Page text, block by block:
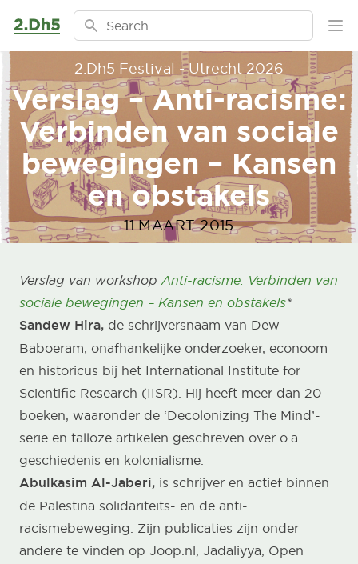
Ga naar de inhoud
Search for:
2.Dh5 Festival - Utrecht 2026
Verslag – Anti-racisme:
Verbinden van sociale
bewegingen – Kansen
en obstakels
11 MAART 2015
Verslag van workshopAnti-racisme: Verbinden van
sociale bewegingen – Kansen en obstakels*
Sandew Hira, de schrijversnaam van Dew
Baboeram, onafhankelijke onderzoeker, econoom
en historicus bij het International Institute for
Scientific Research (IISR). Hij heeft meer dan 20
boeken, waaronder de ‘Decolonizing The Mind’-
serie en talloze artikelen geschreven over o.a.
geschiedenis en kolonialisme.
Abulkasim Al-Jaberi, is schrijver en actief binnen
de Palestina solidariteits- en de anti-
racismebeweging. Zijn publicaties zijn onder
andere te vinden op Joop.nl, Jadaliyya, Open